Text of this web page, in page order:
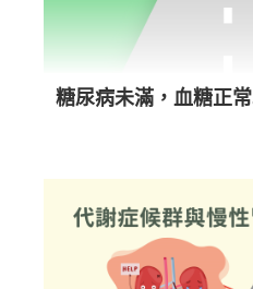
糖尿病未滿，血糖正